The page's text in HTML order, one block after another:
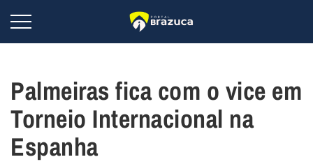
Palmeiras fica com o vice em
Torneio Internacional na
Espanha